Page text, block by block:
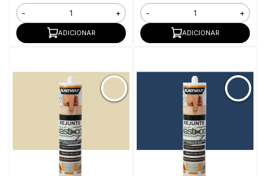
- +
ADICIONAR
- +
ADICIONAR